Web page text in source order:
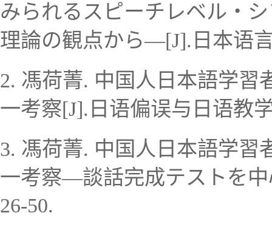
みられるスピーチレベル ・
理論の観点から―[J]. 日本语
2. 馮荷菁. 中国人 日本語学習
一考察[J]. 日 语偏误与日 语教
3. 馮荷菁. 中国人 日本語学習
一考察―談話完成テストを
26-50.